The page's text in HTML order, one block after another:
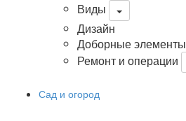
Виды
Дизайн
Доборные элементы
Ремонт и операции
Сад и огород